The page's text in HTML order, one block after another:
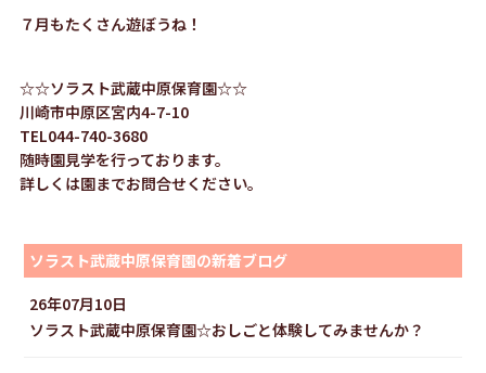
７月もたくさん遊ぼうね！
☆☆ソラスト武蔵中原保育園☆☆
川崎市中原区宮内4-7-10
TEL044-740-3680
随時園見学を行っております。
詳しくは園までお問合せください。
ソラスト武蔵中原保育園の新着ブログ
26年07月10日
ソラスト武蔵中原保育園☆おしごと体験してみませんか？